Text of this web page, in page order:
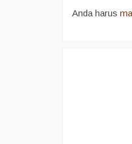
Anda harus